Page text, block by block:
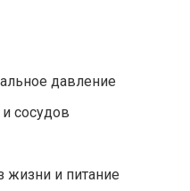
давление
сосудов
жизни и питание